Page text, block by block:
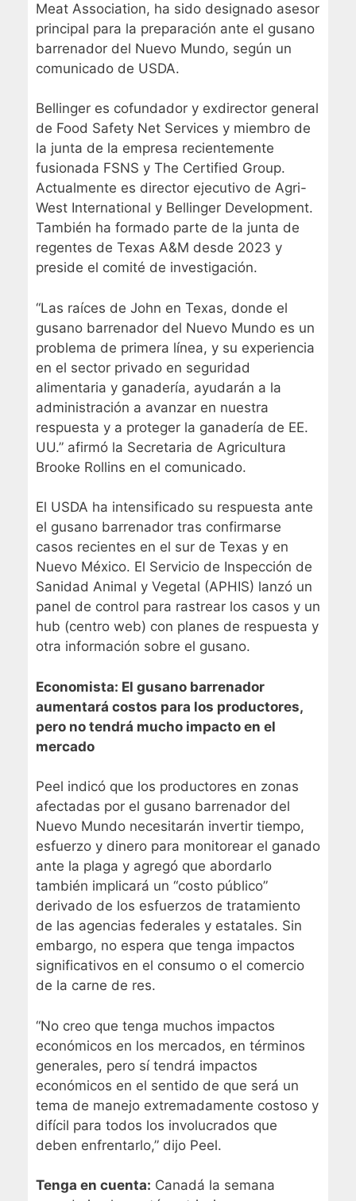
Meat Association, ha sido designado asesor
principal para la preparación ante el gusano
barrenador del Nuevo Mundo, según un
comunicado de USDA.
Bellinger es cofundador y exdirector general
de Food Safety Net Services y miembro de
la junta de la empresa recientemente
fusionada FSNS y The Certified Group.
Actualmente es director ejecutivo de Agri-
West International y Bellinger Development.
También ha formado parte de la junta de
regentes de Texas A&M desde 2023 y
preside el comité de investigación.
“Las raíces de John en Texas, donde el
gusano barrenador del Nuevo Mundo es un
problema de primera línea, y su experiencia
en el sector privado en seguridad
alimentaria y ganadería, ayudarán a la
administración a avanzar en nuestra
respuesta y a proteger la ganadería de EE.
UU.” afirmó la Secretaria de Agricultura
Brooke Rollins en el comunicado.
El USDA ha intensificado su respuesta ante
el gusano barrenador tras confirmarse
casos recientes en el sur de Texas y en
Nuevo México. El Servicio de Inspección de
Sanidad Animal y Vegetal (APHIS) lanzó un
panel de control para rastrear los casos y un
hub (centro web) con planes de respuesta y
otra información sobre el gusano.
Economista: El gusano barrenador
aumentará costos para los productores,
pero no tendrá mucho impacto en el
mercado
Peel indicó que los productores en zonas
afectadas por el gusano barrenador del
Nuevo Mundo necesitarán invertir tiempo,
esfuerzo y dinero para monitorear el ganado
ante la plaga y agregó que abordarlo
también implicará un “costo público”
derivado de los esfuerzos de tratamiento
de las agencias federales y estatales. Sin
embargo, no espera que tenga impactos
significativos en el consumo o el comercio
de la carne de res.
“No creo que tenga muchos impactos
económicos en los mercados, en términos
generales, pero sí tendrá impactos
económicos en el sentido de que será un
tema de manejo extremadamente costoso y
difícil para todos los involucrados que
deben enfrentarlo,” dijo Peel.
Tenga en cuenta: Canadá la semana